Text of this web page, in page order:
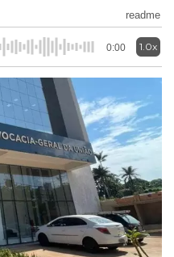
readme
0:00 1.0x